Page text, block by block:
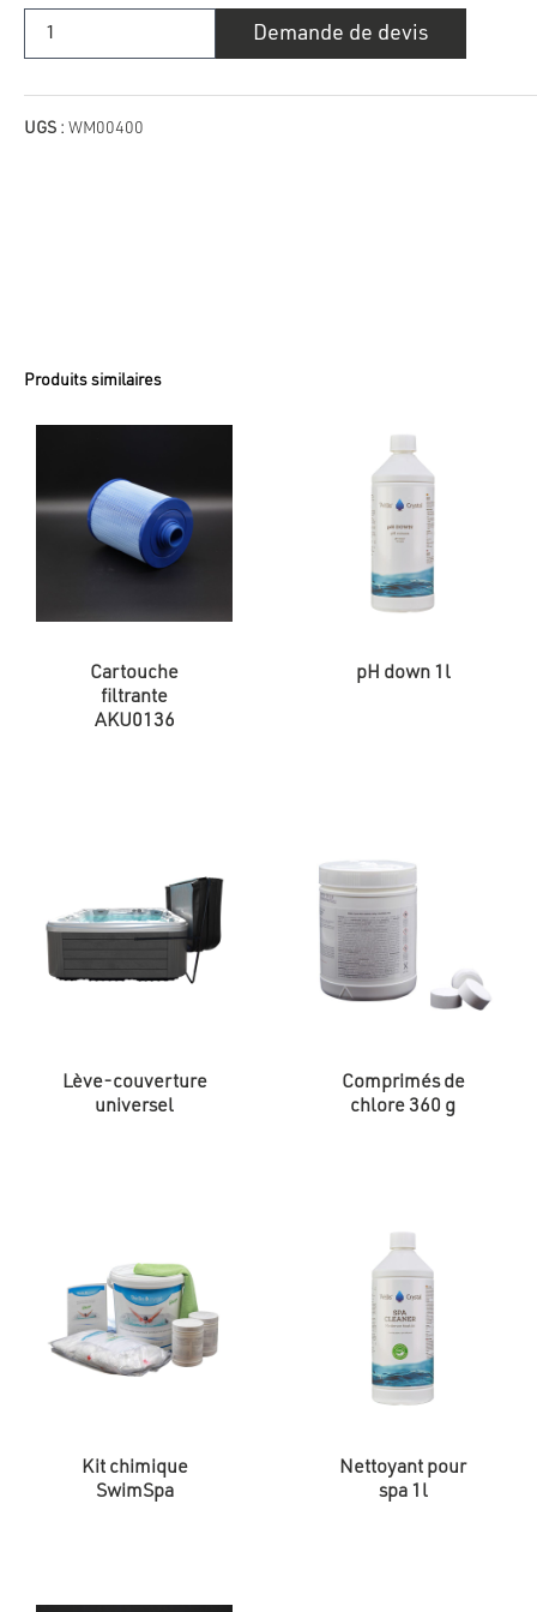
-
lavande
Demande de devis
UGS : WM00400
Produits similaires
Cartouche
filtrante
AKU0136
pH down 1l
Lève-couverture
universel
Comprimés de
chlore 360 g
Kit chimique
SwimSpa
Nettoyant pour
spa 1l